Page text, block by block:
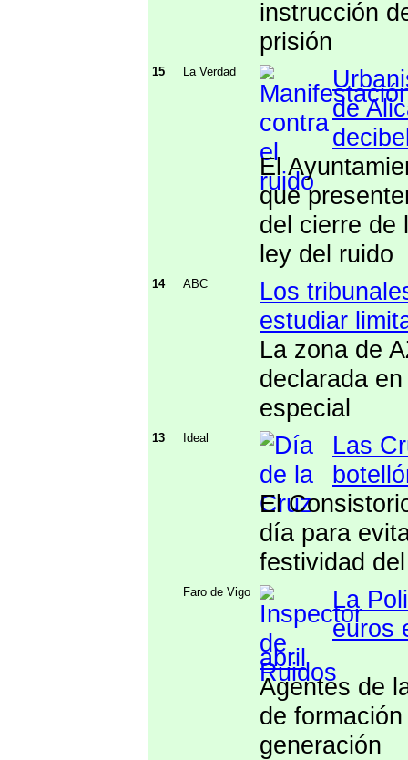
instrucción
prisión
15 La Verdad
de
El
que
del cierre de
ley del ruido
14 ABC
Los
estudiar
La zona de
declarada
especial
13 Ideal
Las
El
día para
festividad
Faro de Vigo
La
euros
abril
Agentes de
de
generación